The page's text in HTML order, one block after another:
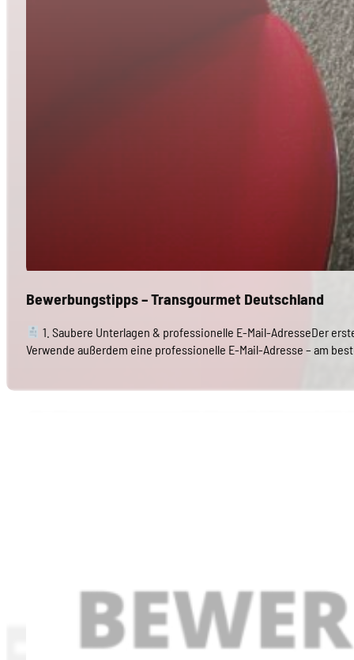
Bewerbungstipps – Transgourmet Deutschland
1. Saubere Unterlagen & professionelle E-Mail-AdresseDer
Verwende außerdem eine professionelle E-Mail-Adresse – am